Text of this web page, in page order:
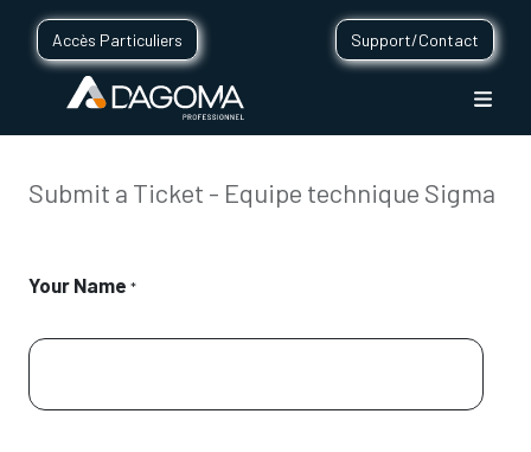
Accès Particuliers Support/Contact
Submit a Ticket - Equipe technique Sigma
Your Name *